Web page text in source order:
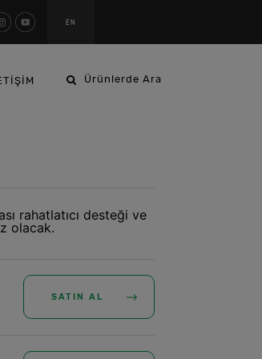
EN
Ürünlerde Ara
rahatlatıcı desteği ve
olacak.
SATIN AL